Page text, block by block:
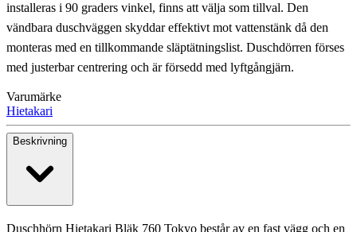
installeras i 90 graders vinkel, finns att välja som tillval. Den
vändbara duschväggen skyddar effektivt mot vattenstänk då den
monteras med en tillkommande släptätningslist. Duschdörren förses
med justerbar centrering och är försedd med lyftgångjärn.
Varumärke
Hietakari
Beskrivning
Duschhörn Hietakari Bläk 760 Tokyo består av en fast vägg och en